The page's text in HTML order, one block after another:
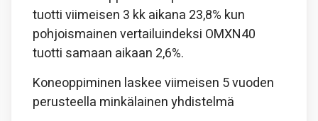
tuotti viimeisen 3 kk aikana 23,8% kun
pohjoismainen vertailuindeksi OMXN40
tuotti samaan aikaan 2,6%.
Koneoppiminen laskee viimeisen 5 vuoden
perusteella minkälainen yhdistelmä